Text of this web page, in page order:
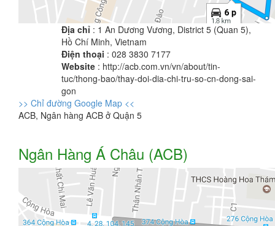
Địa chỉ : 1 An Dương Vương, District 5 (Quan 5),
Hồ Chí Minh, Vietnam
Điện thoại : 028 3830 7177
Website : http://acb.com.vn/vn/about/tin-
tuc/thong-bao/thay-doi-dia-chi-tru-so-cn-dong-sai-
gon
>> Chỉ đường Google Map <<
ACB, Ngân hàng ACB ở Quận 5
Ngân Hàng Á Châu (ACB)